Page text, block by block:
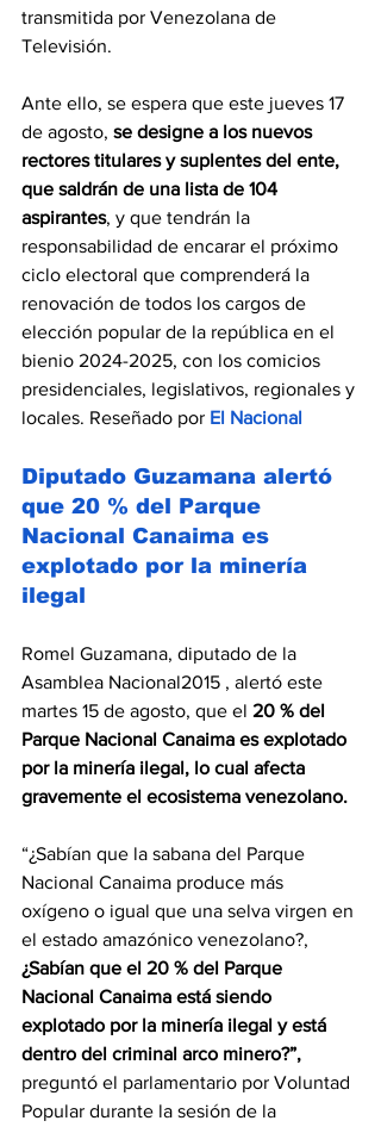
transmitida por Venezolana de
Televisión.
Ante ello, se espera que este jueves 17
de agosto, se designe a los nuevos
rectores titulares y suplentes del ente,
que saldrán de una lista de 104
aspirantes, y que tendrán la
responsabilidad de encarar el próximo
ciclo electoral que comprenderá la
renovación de todos los cargos de
elección popular de la república en el
bienio 2024-2025, con los comicios
presidenciales, legislativos, regionales y
locales. Reseñado por El Nacional
Diputado Guzamana alertó
que 20 % del Parque
Nacional Canaima es
explotado por la minería
ilegal
Romel Guzamana, diputado de la
Asamblea Nacional2015 , alertó este
martes 15 de agosto, que el 20 % del
Parque Nacional Canaima es explotado
por la minería ilegal, lo cual afecta
gravemente el ecosistema venezolano.
“¿Sabían que la sabana del Parque
Nacional Canaima produce más
oxígeno o igual que una selva virgen en
el estado amazónico venezolano?,
¿Sabían que el 20 % del Parque
Nacional Canaima está siendo
explotado por la minería ilegal y está
dentro del criminal arco minero?”,
preguntó el parlamentario por Voluntad
Popular durante la sesión de la